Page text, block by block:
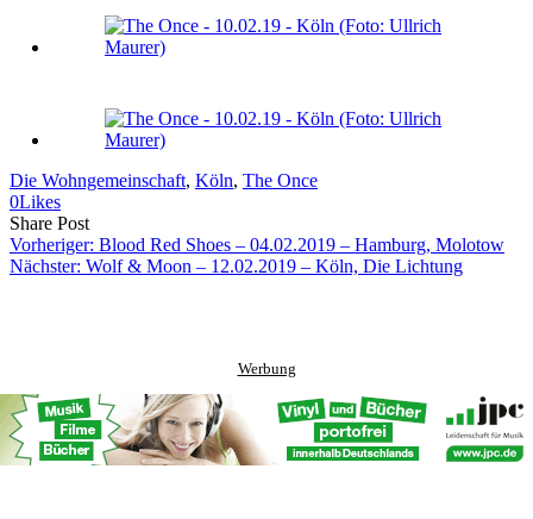
Die Wohngemeinschaft, Köln, The Once
0Likes
Share PostShare
on
Facebook
Copy
URL
to
Send
Link
via
Vorheriger: Blood Red Shoes – 04.02.2019 – Hamburg, Molotow
Nächster: Wolf & Moon – 12.02.2019 – Köln, Die Lichtung
Werbung